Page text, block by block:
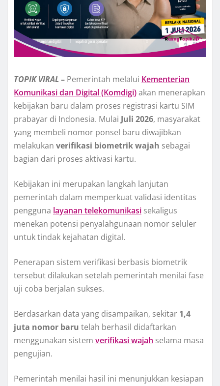
TOPIK VIRAL – Pemerintah melalui Kementerian
Komunikasi dan Digital (Komdigi)akan menerapkan
kebijakan baru dalam proses registrasi kartu SIM
prabayar di Indonesia. Mulai Juli 2026, masyarakat
yang membeli nomor ponsel baru diwajibkan
melakukan verifikasi biometrik wajah sebagai
bagian dari proses aktivasi kartu.
Kebijakan ini merupakan langkah lanjutan
pemerintah dalam memperkuat validasi identitas
pengguna layanan telekomunikasi sekaligus
menekan potensi penyalahgunaan nomor seluler
untuk tindak kejahatan digital.
Penerapan sistem verifikasi berbasis biometrik
tersebut dilakukan setelah pemerintah menilai fase
uji coba berjalan sukses.
Berdasarkan data yang disampaikan, sekitar 1,4
juta nomor baru telah berhasil didaftarkan
menggunakan sistem verifikasi wajah selama masa
pengujian.
Pemerintah menilai hasil ini menunjukkan kesiapan